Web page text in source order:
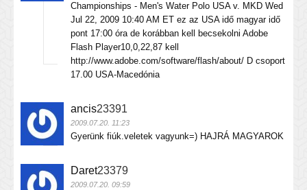
Championships - Men's Water Polo USA v. MKD Wed
Jul 22, 2009 10:40 AM ET ez az USA idő magyar idő
pont 17:00 óra de korábban kell becsekolni Adobe
Flash Player10,0,22,87 kell
http://www.adobe.com/software/flash/about/ D csoport
17.00 USA-Macedónia
ancis23391
2009.07.20. 11:23
Gyerünk fiúk.veletek vagyunk=) HAJRÁ MAGYAROK
Daret23379
2009.07.20. 09:59